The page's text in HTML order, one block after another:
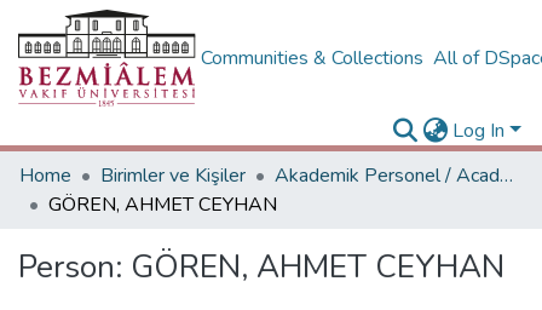
Communities & Collections All of
Log In
Home
Birimler ve Kişiler
Akademik Personel / Academic People
GÖREN, AHMET CEYHAN
Person: GÖREN, AHMET CEYHAN